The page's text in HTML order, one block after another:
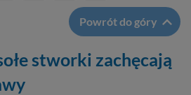
Powrót do góry 
stworki zachęcają